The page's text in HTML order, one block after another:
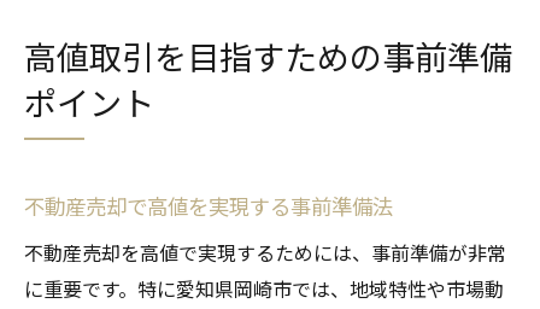
高値取引を目指すための事前準備
ポイント
不動産売却で高値を実現する事前準備法
不動産売却を高値で実現するためには、事前準備が非常
に重要です。特に愛知県岡崎市では、地域特性や市場動